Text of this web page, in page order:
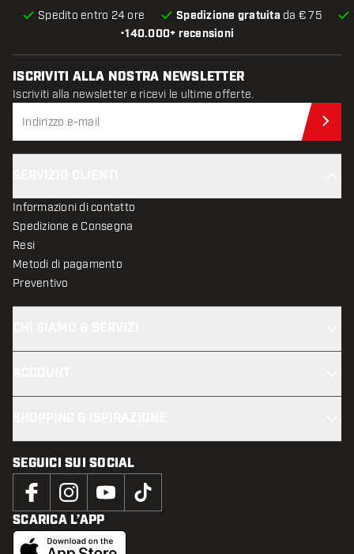
•140.000+ recensioni
Spedito entro 24 ore Spedizione gratuita da € 75
ISCRIVITI ALLA NOSTRA NEWSLETTER
Iscriviti alla newsletter e ricevi le ultime offerte.
Informazioni di contatto
Spedizione e Consegna
Resi
Metodi di pagamento
Preventivo
SEGUICI SUI SOCIAL
SCARICA L’APP